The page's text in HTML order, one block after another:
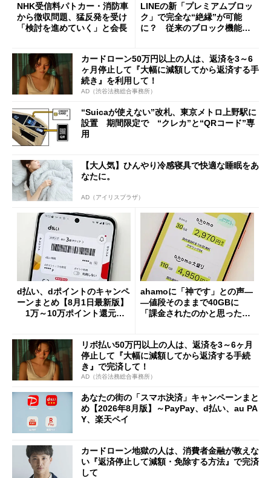
NHK受信料パトカー・消防車
から徴収問題、猛反発を受け
「検討を進めていく」と会長
LINEの新「プレミアムブロッ
ク」で完全な“絶縁”が可能
に？ 従来のブロック機能と
カードローン50万円以上の人は、返済を3～6
ヶ月停止して『大幅に減額してから返済する手
続き』を利用して！
AD（渋谷法務総合事務所）
“Suicaが使えない”改札、東京メトロ上野駅に
設置 期間限定で “クレカ”と“QRコード”専
用
【大人気】ひんやり冷感寝具で快適な睡眠をあ
なたに。
AD（アイリスプラザ）
d払い、dポイントのキャンペ
ーンまとめ【8月1日最新版】
1万～10万ポイント還元の
ahamoに「神です」との声―
―値段そのままで40GBに
「課金されたのかと思った」
リボ払い50万円以上の人は、返済を3～6ヶ月
停止して『大幅に減額してから返済する手続
き』で完済して！
AD（渋谷法務総合事務所）
あなたの街の「スマホ決済」キャンペーンまと
め【2026年8月版】～PayPay、d払い、au PA
Y、楽天ペイ
カードローン地獄の人は、消費者金融が教えな
い『返済停止して減額・免除する方法』で完済
して